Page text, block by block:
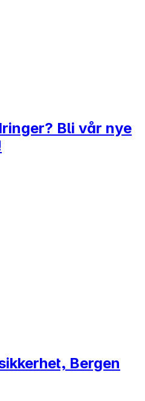
Bli vår nye
Bergen